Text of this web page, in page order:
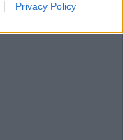
Privacy Policy